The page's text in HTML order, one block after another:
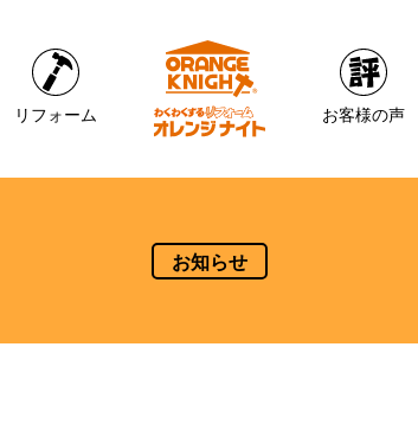
リフォーム お客様の声
お知らせ